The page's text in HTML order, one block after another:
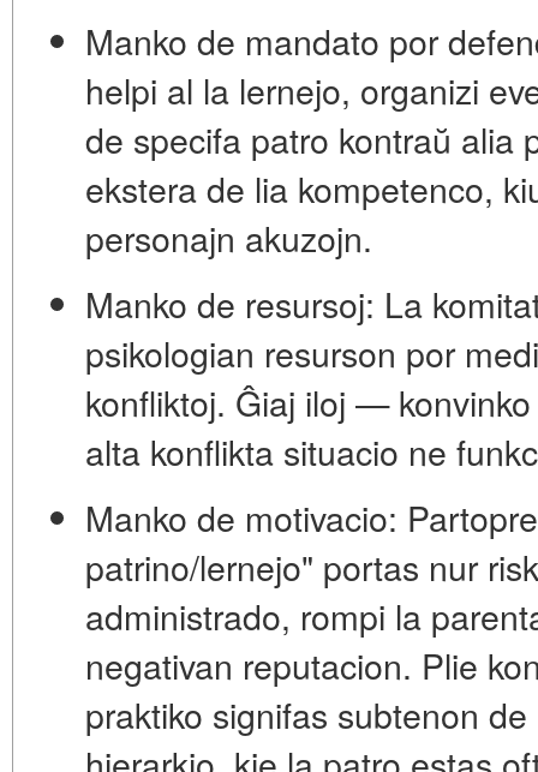
Manko de mandato por
helpi al la lernejo, organizi
de specifa patro kontraŭ alia
ekstera de lia kompetenco,
personajn akuzojn.
Manko de resursoj: La
psikologian resurson por
konfliktoj. Ĝiaj iloj —
alta konflikta situacio ne
Manko de motivacio:
patrino/lernejo" portas nur
administrado, rompi la
negativan reputacion. Plie
praktiko signifas subtenon